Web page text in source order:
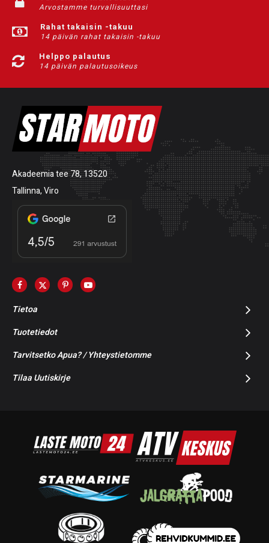
Arvostamme turvallisuuttasi
Rahat takaisin -takuu
14 päivän rahat takaisin -takuu
Helppo palautus
14 päivän palautusoikeus
Akadeemia tee 78, 13520
Tallinna, Viro
Tietoa
Tuotetiedot
Tarvitsetko Apua? / Yhteystietomme
Tilaa Uutiskirje